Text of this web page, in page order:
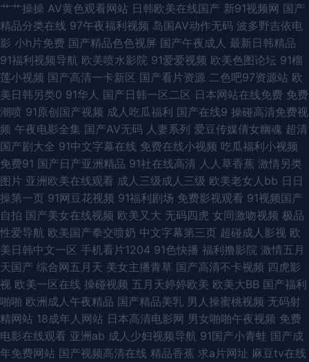
品 五月丁香国产在线网站 午夜神马福利社 极品伪娘TS 国产真实乱伦 亚洲精
艹艹操操 AV黄色观看网站 日韩欧美在线国产 新91视频网 国产
精品分类在线 97午夜福利视频 岛国AV动作无码 波多野吉依电
影 小h片免费 国产精品色色视屏 国产午夜成人 最新日韩精品
91福利视频导航 欧美喷水影院 91爱爱视频 欧美色图论坛 91榴
莲小视频 国产高清一卡新区 国产看片资源 二色吧97资源站 欧
美日韩另类0 91华人 国产日韩一区二区 日本网站在线免费 免费
潮喷 91原创国产视频 成人吃瓜福利 国产在线9 操碰高清免费视
频 午夜电影全集 国产AV无码 人妻系列 爱豆传媒倩女幽魂 超清
国产剧大全 91中文字幕在线 免费在线小视频 吃瓜福利小视频
免费91 国产日产亚洲精品 91社在线高清 人人草香蕉 激情另类
图片 亚洲欧美在线观看 成人三级成人三级 欧美老女人bb 日日
操第一页 91网豆花视频 91福利剧场 免费影视观看 91视频国产
自拍 国产美女在线视频 欧美又大 无码四虎 女同激吻视频 极品
性爱导航 欧美国产拳交喷奶 中文字幕第三页 超碰成人影视 欧
美日韩中文一区 手机看片1204 91色快播 福利撸影院 激情五月
天国产 综合网五月天 美女主播青草 国产高清不卡视频 四虎影
视 欧美一区在线 操碰视频 五月天婷婷欧美 欧美大BB 国产福利
啪啪 欧洲成人午夜精品 国产精品美乳 男人操蜜桃视频 无码射
精网站 18成年人网站 日本高清电影网 男女啪啪午夜视频 免费
电影在线观看 亚洲ab 成人少妇视频导航 91国产小青蛙 国产成
年免费网站 国产视频高清在线 精品香蕉 求a片网址 麻豆tv在线